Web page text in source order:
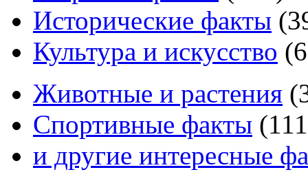
Исторические факты (
Культура и искусство (
Животные и растения (
Спортивные факты (111
и другие интересные